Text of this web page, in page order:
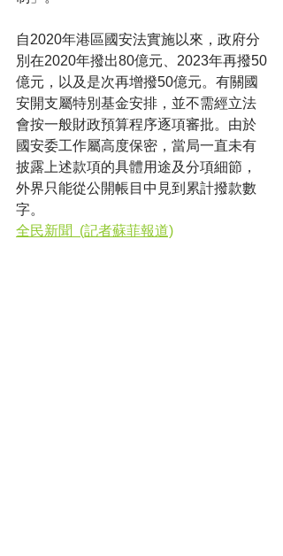
自2020年港區國安法實施以來，政府分
別在2020年撥出80億元、2023年再撥50
億元，以及是次再增撥50億元。有關國
安開支屬特別基金安排，並不需經立法
會按一般財政預算程序逐項審批。由於
國安委工作屬高度保密，當局一直未有
披露上述款項的具體用途及分項細節，
外界只能從公開帳目中見到累計撥款數
字。
全民新聞  (記者蘇菲報道)